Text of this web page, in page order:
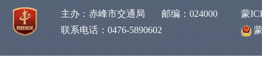
主办：赤峰市交通局 邮编：024000
联系电话：0476-5890602
蒙